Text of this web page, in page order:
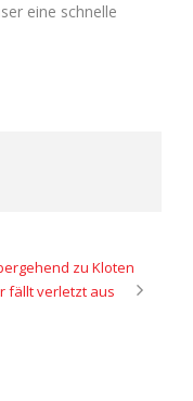
eine schnelle
zu Kloten
fällt verletzt aus